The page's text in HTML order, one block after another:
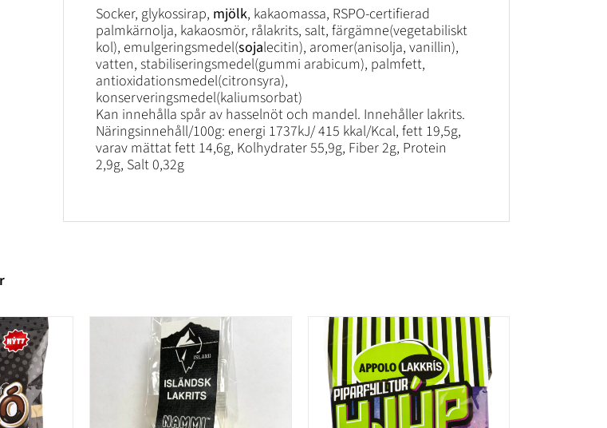
Socker, glykossirap, mjölk, kakaomassa, RSPO-certifierad
palmkärnolja, kakaosmör, rålakrits, salt, färgämne(vegetabiliskt
kol), emulgeringsmedel(sojalecitin), aromer(anisolja, vanillin),
vatten, stabiliseringsmedel(gummi arabicum), palmfett,
antioxidationsmedel(citronsyra),
konserveringsmedel(kaliumsorbat)
Kan innehålla spår av hasselnöt och mandel. Innehåller lakrits.
Näringsinnehåll/100g: energi 1737kJ/ 415 kkal/Kcal, fett 19,5g,
varav mättat fett 14,6g, Kolhydrater 55,9g, Fiber 2g, Protein
2,9g, Salt 0,32g